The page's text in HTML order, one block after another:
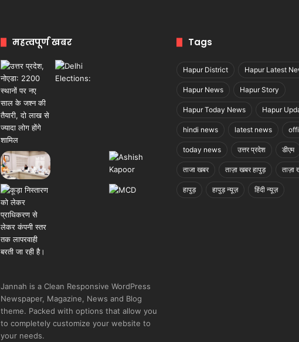
महत्वपूर्ण खबर
Jannah is a Clean Responsive WordPress
Newspaper, Magazine, News and Blog
theme. Packed with options that allow you
to completely customize your website to
your needs.
Tags
Hapur District Hapur Latest
Hapur News Hapur Story
Hapur Today News Hapur
hindi news latest news
today news उत्तर प्रदेश डीएम
ताजा खबर ताज़ा खबर हापुड़ ताज़ा
हापुड़ हापुड़ न्यूज़ हिंदी न्यूज़